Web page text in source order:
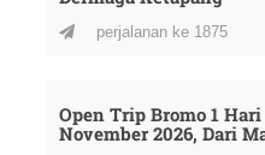
perjalanan ke 1875
Open Trip Bromo 1 Hari
November 2026, Dari